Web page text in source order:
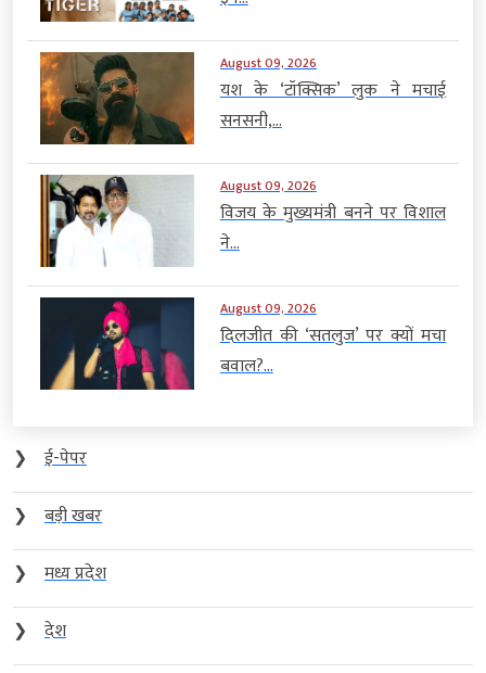
August 09, 2026
यश के ‘टॉक्सिक’ लुक ने मचाई
सनसनी,...
August 09, 2026
विजय के मुख्यमंत्री बनने पर विशाल
ने...
August 09, 2026
दिलजीत की ‘सतलुज’ पर क्यों मचा
बवाल?...
❯
ई-पेपर
❯
बड़ी खबर
❯
मध्य प्रदेश
❯
देश